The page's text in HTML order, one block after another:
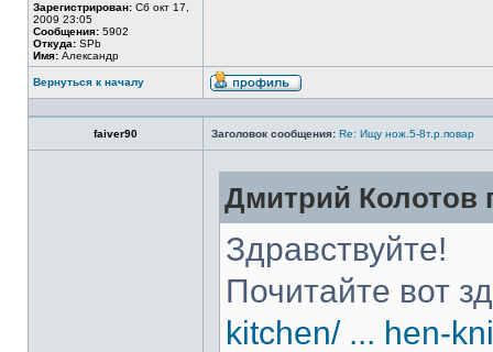
Зарегистрирован: Сб окт 17,
2009 23:05
Сообщения: 5902
Откуда: SPb
Имя: Александр
Вернуться к началу
faiver90 Заголовок сообщения: Re: Ищу нож.5-8т.р.повар
Дмитрий Колотов
Здравствуйте!
Почитайте вот
kitchen/ ... hen-